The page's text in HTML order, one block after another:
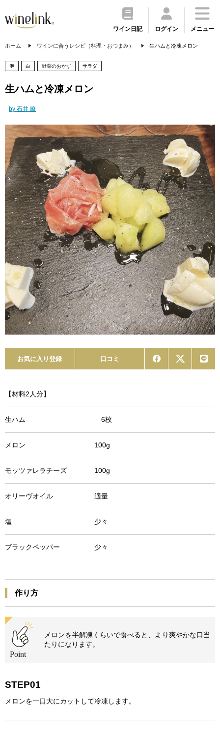
ワイン日記 ログイン メニュー
ホーム ワインに合うレシピ（料理・おつまみ） 生ハムと冷凍メロン
泡 白 野菜のおかず サラダ
生ハムと冷凍メロン
by 石井 瞭
お気に入り登録 口コミ
【材料2人分】
生ハム 6枚
メロン 100g
モッツァレラチーズ 100g
オリーヴオイル 適量
塩 少々
ブラックペッパー 少々
作り方
メロンを半解凍くらいで食べると、より爽やかな口当
たりになります。
STEP01
メロンを一口大にカットして冷凍します。